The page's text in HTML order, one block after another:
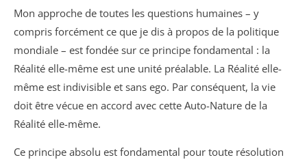
Mon approche de toutes les questions humaines – y
compris forcément ce que je dis à propos de la politique
mondiale – est fondée sur ce principe fondamental : la
Réalité elle-même est une unité préalable. La Réalité elle-
même est indivisible et sans ego. Par conséquent, la vie
doit être vécue en accord avec cette Auto-Nature de la
Réalité elle-même.
Ce principe absolu est fondamental pour toute résolution